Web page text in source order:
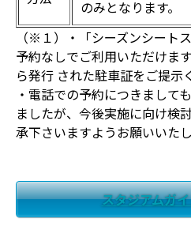
のみとなります。
（※１）・「シーズンシート
予約なしでご利用いただけま
ら発行 された駐車証をご提示
・電話での予約につきまして
ましたが、今後実施に向け検
承下さいますようお願いいたし
スタジアムガ